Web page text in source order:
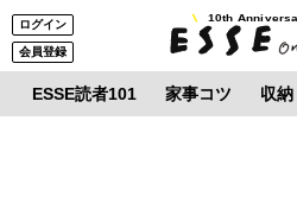
ログイン
会員登録
10th
ESSE読者101 家事コツ 収納